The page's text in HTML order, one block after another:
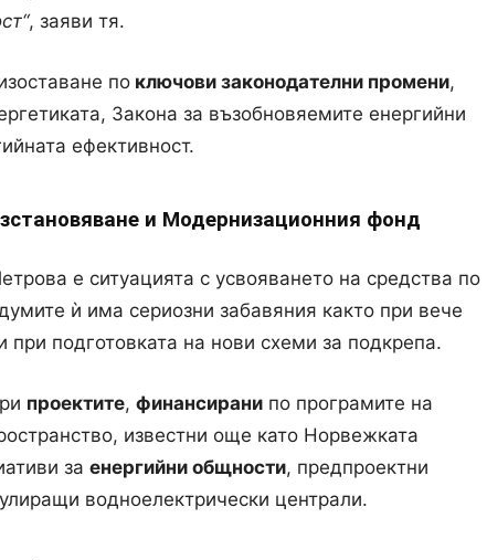
, заяви тя.
по ключови законодателни промени,
Закона за възобновяемите енергийни
ефективност.
и Модернизационния фонд
е ситуацията с усвояването на средства по
ѝ има сериозни забавяния както при вече
при подготовката на нови схеми за подкрепа.
проектите, финансирани по програмите на
, известни още като Норвежката
за енергийни общности, предпроектни
водноелектрически централи.